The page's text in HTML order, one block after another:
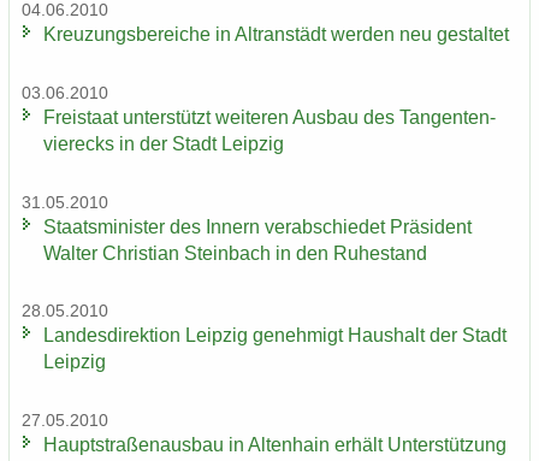
04.06.2010
Kreu­zungs­be­rei­che in Altran­städt wer­den neu ge­stal­tet
03.06.2010
Frei­staat un­ter­stützt wei­te­ren Aus­bau des Tan­gen­ten­
vier­ecks in der Stadt Leip­zig
31.05.2010
Staats­mi­nis­ter des In­nern ver­ab­schie­det Prä­si­dent
Wal­ter Chris­ti­an Stein­bach in den Ru­he­stand
28.05.2010
Lan­des­di­rek­ti­on Leip­zig ge­neh­migt Haus­halt der Stadt
Leip­zig
27.05.2010
Haupt­stra­ßen­aus­bau in Al­ten­hain er­hält Un­ter­stüt­zung